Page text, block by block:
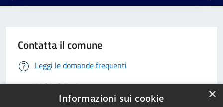
Contatta il comune
Leggi le domande frequenti
Richiedi Assistenza
×
Informazioni sui cookie